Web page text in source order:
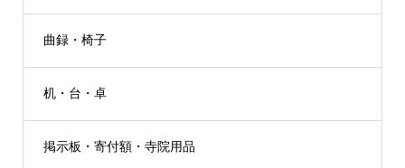
曲録・椅子
机・台・卓
掲示板・寄付額・寺院用品